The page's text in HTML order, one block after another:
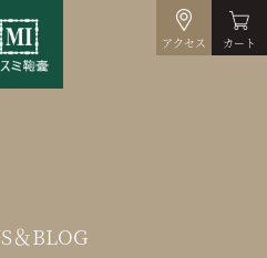
アクセス カート
＆BLOG